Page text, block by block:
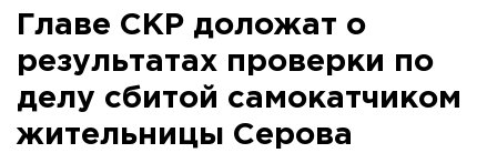
Главе СКР доложат о
результатах проверки по
делу сбитой самокатчиком
жительницы Серова